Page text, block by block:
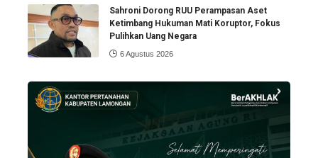
Sahroni Dorong RUU Perampasan Aset
Ketimbang Hukuman Mati Koruptor, Fokus
Pulihkan Uang Negara
6 Agustus 2026